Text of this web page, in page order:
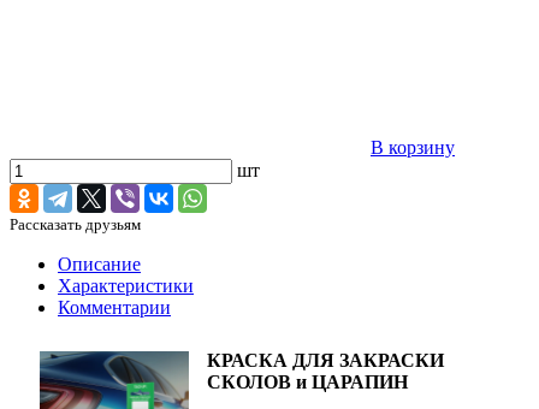
В корзину
шт
Рассказать друзьям
Описание
Характеристики
Комментарии
КРАСКА ДЛЯ ЗАКРАСКИ
СКОЛОВ и ЦАРАПИН